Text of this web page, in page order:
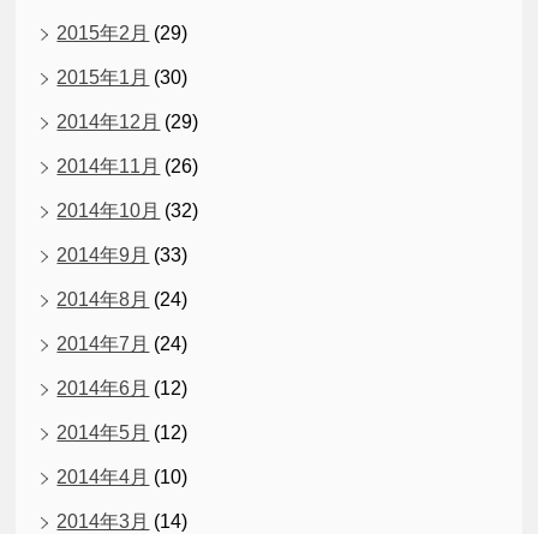
2015年2月 (29)
2015年1月 (30)
2014年12月 (29)
2014年11月 (26)
2014年10月 (32)
2014年9月 (33)
2014年8月 (24)
2014年7月 (24)
2014年6月 (12)
2014年5月 (12)
2014年4月 (10)
2014年3月 (14)